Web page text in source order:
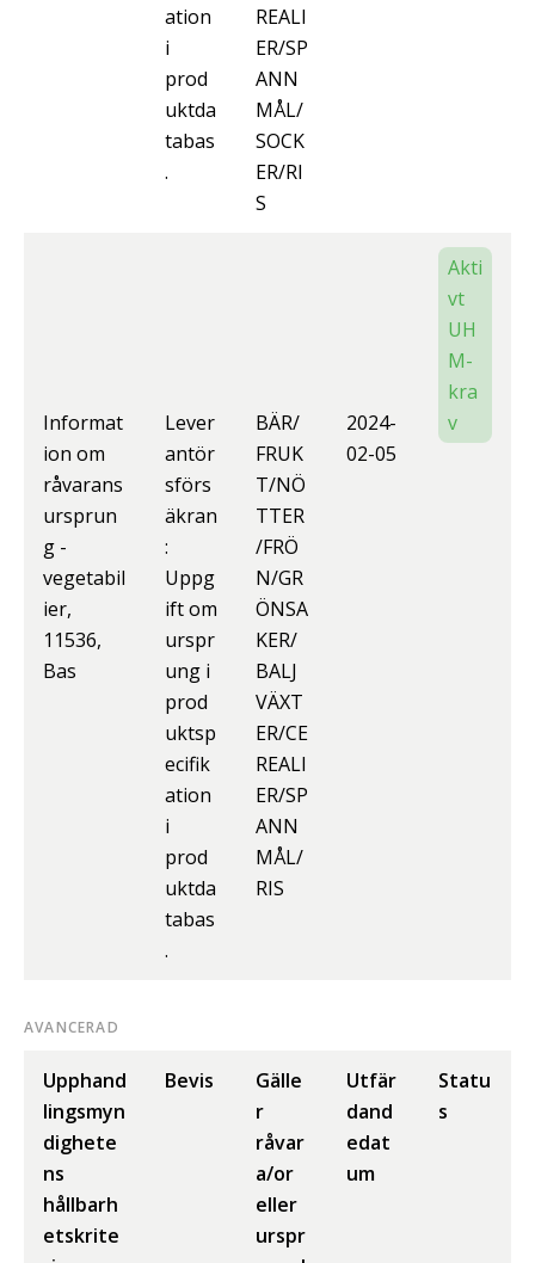
ation
i
prod
uktda
tabas
.
REALI
ER/SP
ANN
MÅL/
SOCK
ER/RI
S
Informat
ion om
råvarans
ursprun
g -
vegetabil
ier,
11536,
Bas
Lever
antör
sförs
äkran
:
Uppg
ift om
urspr
ung i
prod
uktsp
ecifik
ation
i
prod
uktda
tabas
.
BÄR/
FRUK
T/NÖ
TTER
/FRÖ
N/GR
ÖNSA
KER/
BALJ
VÄXT
ER/CE
REALI
ER/SP
ANN
MÅL/
RIS
2024-
02-05
Akti
vt
UH
M-
kra
v
AVANCERAD
Upphand
lingsmyn
dighete
ns
hållbarh
etskrite
Bevis
Gälle
r
råvar
a/or
eller
urspr
Utfär
dand
edat
um
Statu
s